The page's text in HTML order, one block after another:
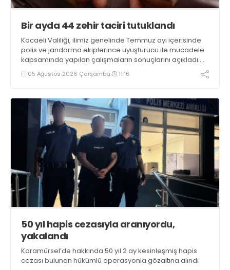
Bir ayda 44 zehir taciri tutuklandı
Kocaeli Valiliği, ilimiz genelinde Temmuz ayı içerisinde
polis ve jandarma ekiplerince uyuşturucu ile mücadele
kapsamında yapılan çalışmaların sonuçlarını açıkladı.
Çalışmalar sonucunda uyuşturucu ve uyarıcı madde
kullanan, ticaretini ve sevkiyatını yapan 44 şahıs
05 Ağustos 2026 Çarşamba 11:16
50 yıl hapis cezasıyla aranıyordu,
yakalandı
Karamürsel’de hakkında 50 yıl 2 ay kesinleşmiş hapis
cezası bulunan hükümlü operasyonla gözaltına alındı